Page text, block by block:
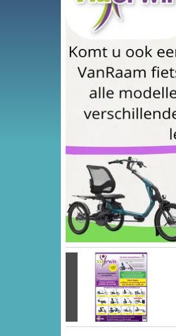
Vorige